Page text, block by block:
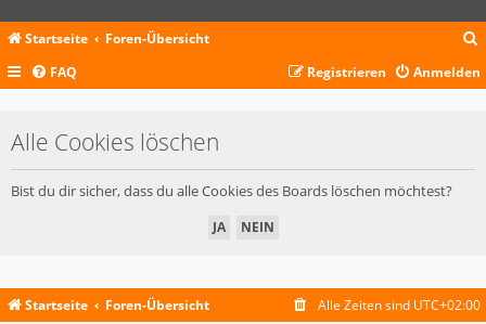
Startseite Foren-Übersicht
c
FAQ Anmelden
Registrieren
Alle Cookies löschen
Bist du dir sicher, dass du alle Cookies des Boards löschen möchtest?
Startseite Foren-Übersicht Alle Zeiten sind UTC+02:00